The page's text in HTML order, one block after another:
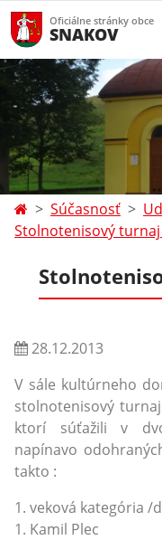
Oficiálne stránky obce
SNAKOV
Súčasnosť
Stolnotenisový turnaj
28.12.2013
V sále kultúrneho
stolnotenisový
ktorí súťažili v
napínavo
takto :
1. veková kategória /
1. Kamil Plec